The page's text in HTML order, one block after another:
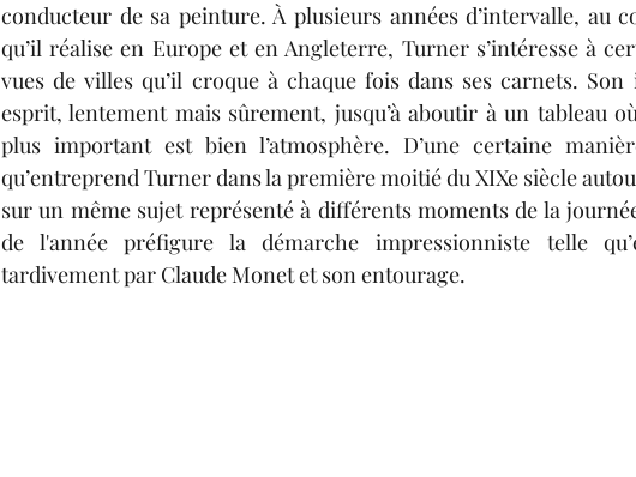
conducteur de sa peinture. À plusieurs années d’intervalle, au
qu’il réalise en Europe et en Angleterre, Turner s’intéresse à
vues de villes qu’il croque à chaque fois dans ses carnets.
esprit, lentement mais sûrement, jusqu’à aboutir à un tableau
plus important est bien l’atmosphère. D’une certaine
qu’entreprend Turner dans la première moitié du XIXe siècle
de l'année préfigure la démarche impressionniste telle
tardivement par Claude Monet et son entourage.